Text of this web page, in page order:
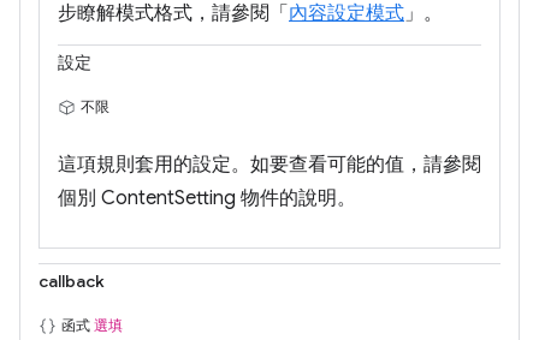
步瞭解模式格式，請參閱「 內容設定模式」。
設定
不限
這項規則套用的設定。如要查看可能的值，請參閱
個別 ContentSetting 物件的說明。
callback
函式 選填